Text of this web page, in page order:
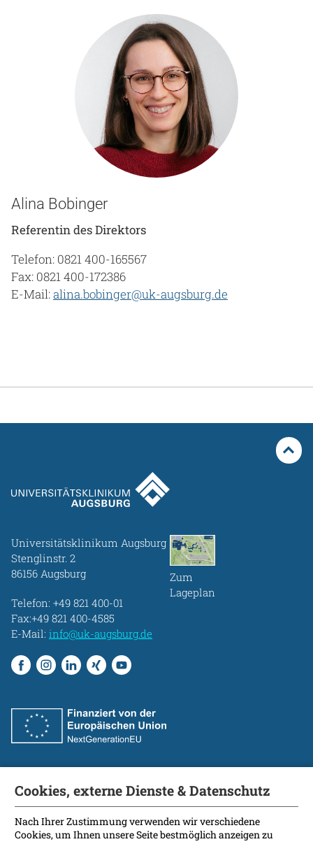
Alina Bobinger
Referentin des Direktors
Telefon: 0821 400-165567
Fax: 0821 400-172386
E-Mail:alina.bobinger@uk-augsburg.de
Universitätsklinikum Augsburg
Stenglinstr. 2
86156 Augsburg
Telefon: +49 821 400-01
Fax:+49 821 400-4585
E-Mail: info@uk-augsburg.de
Zum
Lageplan
Fakultät
International Patients
Kontakt
Cookies, externe Dienste & Datenschutz
Nach Ihrer Zustimmung verwenden wir verschiedene
Cookies, um Ihnen unsere Seite bestmöglich anzeigen zu